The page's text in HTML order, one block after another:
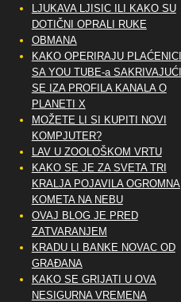
LJUKAVA LJISIC ILI KAKO SU
DOTIČNI OPRALI RUKE
OBMANA
KAKO OPERIRAJU PLAĆENICI
SA YOU TUBE-a SAKRIVAJUĆI
SE IZA PROFILA KANALA O
PLANETI X
MOŽETE LI SI KUPITI NOVI
KOMPJUTER?
LAV U ZOOLOŠKOM VRTU
KAKO SE JE ZA SVETA TRI
KRALJA POJAVILA OGROMNA
KOMETA NA NEBU
OVAJ BLOG JE PRED
ZATVARANJEM
KRADU LI BANKE NOVAC OD
GRAĐANA
KAKO SE GRIJATI U OVA
NESIGURNA VREMENA